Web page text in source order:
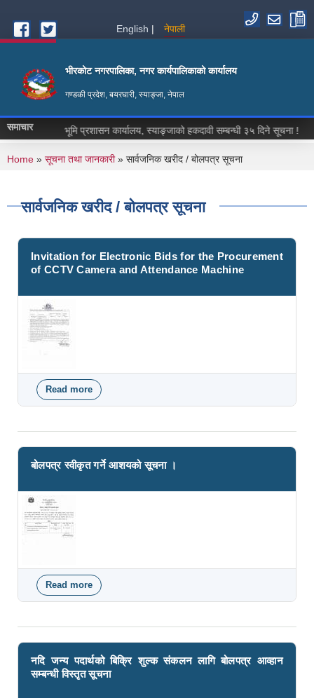
English
नेपाली
भीरकोट नगरपालिका, नगर कार्यपालिकाको कार्यालय
गण्डकी प्रदेश, बयरघारी, स्याङ्जा, नेपाल
समाचार
! भूमि प्रशासन कार्यालय, स्याङ्जाको हकदावी सम्बन्धी ३५ दिने सूचना !
You are here
Home » सूचना तथा जानकारी» सार्वजनिक खरीद / बोलपत्र सूचना
सार्वजनिक खरीद / बोलपत्र सूचना
Invitation for Electronic Bids for the Procurement
of CCTV Camera and Attendance Machine
Read more about Invitation for Electronic Bids for the
Procurement of CCTV Camera and Attendance
बोलपत्र स्वीकृत गर्ने आशयको सूचना ।
Read more about बोलपत्र स्वीकृत गर्ने आशयको सूचना ।
नदि जन्य पदार्थको बिक्रि शुल्क संकलन लागि बोलपत्र आव्हान
सम्बन्धी विस्तृत सूचना